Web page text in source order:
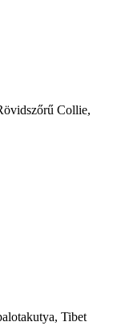
Collie,
Tibet